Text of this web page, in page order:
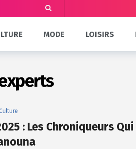
MODE LOISIRS
: Les Chroniqueurs